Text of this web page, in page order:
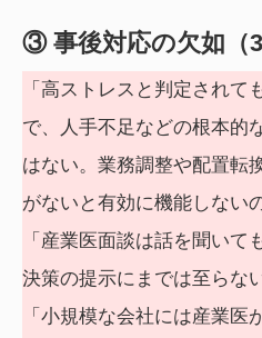
③ 事後対応の欠如（
「高ストレスと判定されて
で、人手不足などの根本的
はない。業務調整や配置転
がないと有効に機能しない
「産業医面談は話を聞い
決策の提示にまでは至らな
「小規模な会社には産業